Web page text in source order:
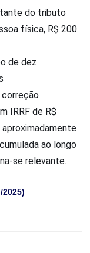
do tributo
física, R$ 200
de dez
correção
IRRF de R$
ao longo
se relevante.